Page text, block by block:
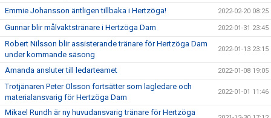
Emmie Johansson äntligen tillbaka i Hertzöga! 2022-02-20 08:25
Gunnar blir målvaktstränare i Hertzöga Dam 2022-01-31 23:45
Robert Nilsson blir assisterande tränare för Hertzöga Dam
under kommande säsong
2022-01-13 23:15
Amanda ansluter till ledarteamet 2022-01-08 19:05
Trotjänaren Peter Olsson fortsätter som lagledare och
materialansvarig för Hertzöga Dam
2022-01-01 11:46
Mikael Rundh är ny huvudansvarig tränare för Hertzöga